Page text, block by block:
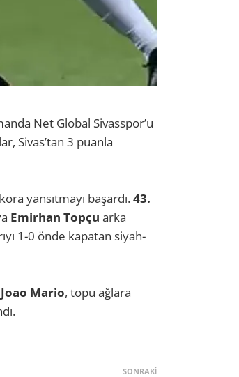
Net Global Sivasspor’u
Sivas’tan 3 puanla
yansıtmayı başardı.43.
Emirhan Topçu arka
1-0 önde kapatan siyah-
Joao Mario, topu ağlara
SONRAKI